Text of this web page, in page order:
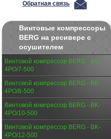
Обратная связь
Винтовые компрессоры
BERG на ресивере с
осушителем
Винтовой компрессор BERG - BK-
4PО/7-500
Винтовой компрессор BERG - BK-
4PО/8-500
Винтовой компрессор BERG - BK-
4PО/10-500
Винтовой компрессор BERG - BK-
4PО/12-500